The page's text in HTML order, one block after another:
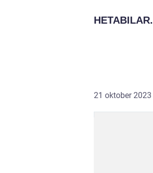
HETABILAR.
21 oktober 2023